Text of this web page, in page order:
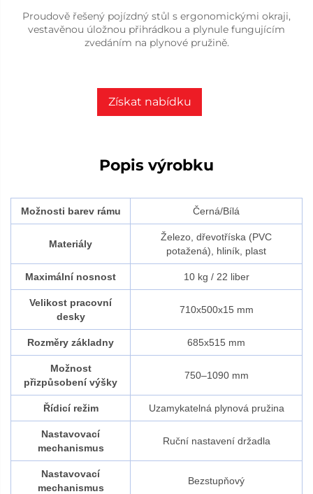
Proudově řešený pojízdný stůl s ergonomickými okraji,
vestavěnou úložnou přihrádkou a plynule fungujícím
zvedáním na plynové pružině.
Získat nabídku
Popis výrobku
Možnosti barev rámu Černá/Bílá
Materiály
Železo, dřevotříska (PVC
potažená), hliník, plast
Maximální nosnost 10 kg / 22 liber
Velikost pracovní
desky
710x500x15 mm
Rozměry základny 685x515 mm
Možnost
přizpůsobení výšky
750–1090 mm
Řídicí režim Uzamykatelná plynová pružina
Nastavovací
mechanismus
Ruční nastavení držadla
Nastavovací
mechanismus
Bezstupňový